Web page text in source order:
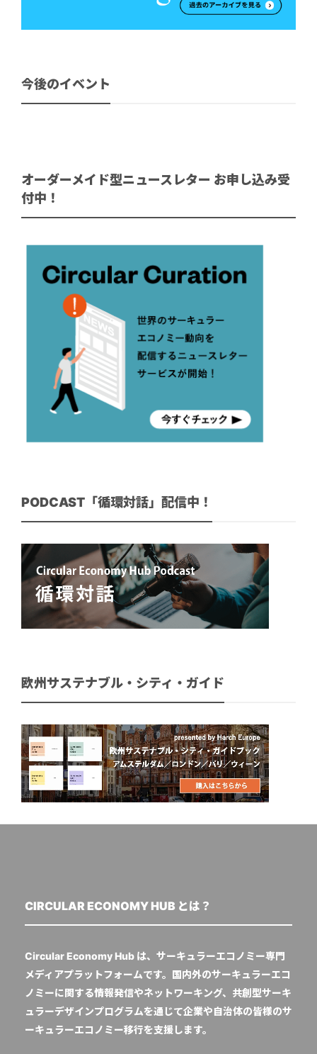
今後のイベント
オーダーメイド型ニュースレター お申し込み受
付中！
PODCAST「循環対話」配信中！
欧州サステナブル・シティ・ガイド
CIRCULAR ECONOMY HUB とは？
Circular Economy Hub は、サーキュラーエコノミー専門
メディアプラットフォームです。国内外のサーキュラーエコ
ノミーに関する情報発信やネットワーキング、共創型サーキ
ュラーデザインプログラムを通じて企業や自治体の皆様のサ
ーキュラーエコノミー移行を支援します。